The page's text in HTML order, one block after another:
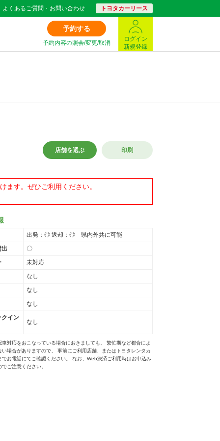
よくあるご質問・お問い合わせ トヨタカーリース
予約する
予約内容の照会/変更/取消
ログイン
新規登録
店舗を選ぶ 印刷
ます。ぜひご利用ください。
出発：◎ 返却：◎ 県内外共に可能
出
〇
未対応
なし
なし
なし
クイン
なし
対応をおこなっている場合におきましても、 繁忙期など都合によ
い場合がありますので、 事前にご利用店舗、またはトヨタレンタカ
でお電話にてご確認ください。 なお、Web決済ご利用時はお申込み
ご注意ください。